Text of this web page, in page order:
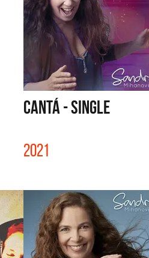
CANTÁ - SINGLE
2021